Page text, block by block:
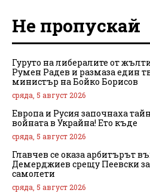
Не пропускай
Гуруто на либералите от
Румен Радев и размаза един
министър на Бойко Борисов
сряда, 5 август 2026
Европа и Русия започнаха
войната в Украйна! Ето къде
сряда, 5 август 2026
Главчев се оказа арбитърът
Демерджиев срещу Пеевски за
самолети
сряда, 5 август 2026